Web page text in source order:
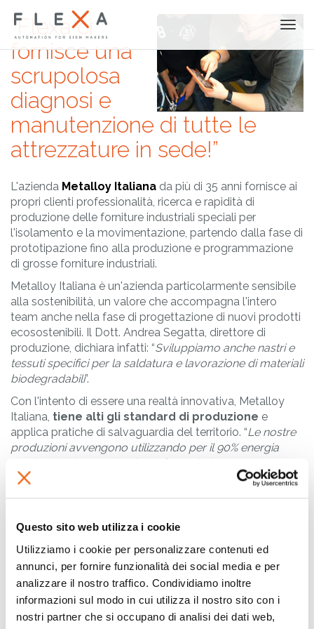
Questo sito web utilizza i cookie
Utilizziamo i cookie per personalizzare contenuti ed
annunci, per fornire funzionalità dei social media e per
analizzare il nostro traffico. Condividiamo inoltre
informazioni sul modo in cui utilizza il nostro sito con i
nostri partner che si occupano di analisi dei dati web,
“Flexa ci
fornisceuna
scrupolosa
diagnosi e
manutenzione di tutte le
attrezzature in sede!”
L'azienda Metalloy Italiana da più di 35 anni fornisce ai
propri clienti professionalità, ricerca e rapidità di
produzione delle forniture industriali speciali per
l'isolamento e la movimentazione, partendo dalla fase di
prototipazione fino alla produzione e programmazione
di grosse forniture industriali.
Metalloy Italiana è un'azienda particolarmente sensibile
alla sostenibilità, un valore che accompagna l'intero
team anche nella fase di progettazione di nuovi prodotti
ecosostenibili. Il Dott. Andrea Segatta, direttore di
produzione, dichiara infatti: “Sviluppiamo anche nastri e
tessuti specifici per la saldatura e lavorazione di materiali
biodegradabili”.
Con l'intento di essere una realtà innovativa, Metalloy
Italiana, tiene alti gli standard di produzione e
applica pratiche di salvaguardia del territorio. “Le nostre
produzioni avvengono utilizzando per il 90% energia
prodotta dal nostro impianto fotovoltaico e
collaboriamo con Flexa affinché ci fornisca una
contratto di manutenzione programmata semestrale
La collaborazione con Flexa inizia nel 1999 con
l'acquisto della prima tagliarotoli manuale per poi
passare ad attrezzature sempre più performanti ed
lama motorizzata ad uso industriale. Grazie al contratto